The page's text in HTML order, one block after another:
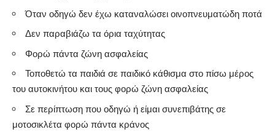
Όταν οδηγώ δεν έχω καταναλώσει οινοπνευματώδη ποτά
Δεν παραβιάζω τα όρια ταχύτητας
Φορώ πάντα ζώνη ασφαλείας
Τοποθετώ τα παιδιά σε παιδικό κάθισμα στο πίσω μέρος
του αυτοκινήτου και τους φορώ ζώνη ασφαλείας
Σε περίπτωση που οδηγώ ή είμαι συνεπιβάτης σε
μοτοσικλέτα φορώ πάντα κράνος